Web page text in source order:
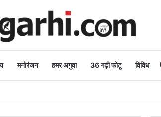
मनोरंजन हमर अगुवा 36 गढ़ी फोटू विविध